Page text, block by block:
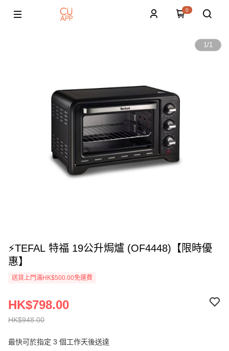
0
1/1
⚡TEFAL 特福 19公升焗爐 (OF4448)【限時優
惠】
送貨上門滿HK$500.00免運費
HK$948.00
HK$798.00
最快可於指定 3 個工作天後送達